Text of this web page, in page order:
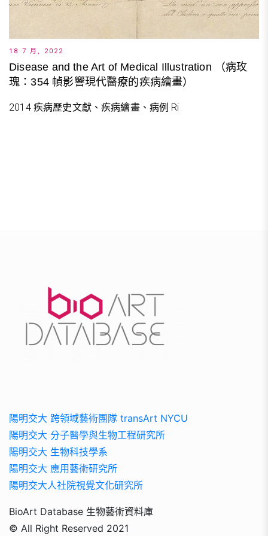
18 7 月, 2022
Disease and the Art of Medical Illustration （病玫
瑰：354 幀影響現代醫療的疾病繪畫）
2014 疾病歷史文獻、疾病繪畫、病例 Ri
陽明交大 跨領域藝術團隊 transArt NYCU
陽明交大 分子醫學與生物工程研究所
陽明交大 生物科技學系
陽明交大 應用藝術研究所
陽明交大人社院視覺文化研究所
BioArt Database 生物藝術資料庫
© All Right Reserved 2021